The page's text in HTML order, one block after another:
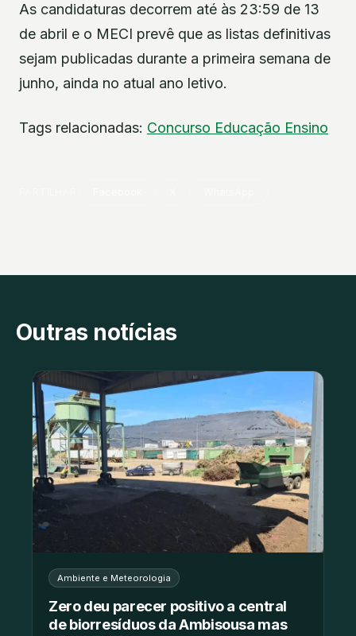
As candidaturas decorrem até às 23:59 de 13
de abril e o MECI prevê que as listas definitivas
sejam publicadas durante a primeira semana de
junho, ainda no atual ano letivo.
Tags relacionadas: Concurso Educação Ensino
Outras notícias
Ambiente e Meteorologia
Zero deu parecer positivo a central
de biorresíduos da Ambisousa mas